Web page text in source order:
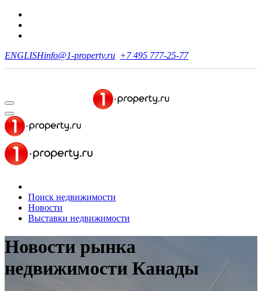
ENGLISHinfo@1-property.ru +7 495 777-25-77
Поиск недвижимости
Новости
Выставки недвижимости
Новости рынка
недвижимости Канады